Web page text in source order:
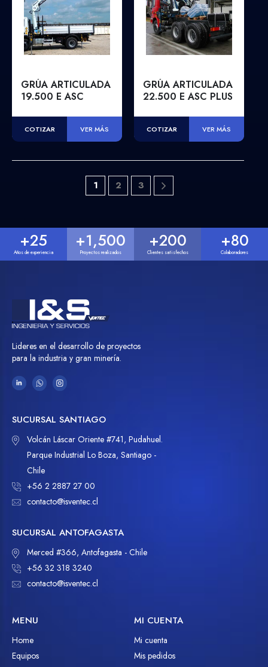
GRÚA ARTICULADA
19.500 E ASC
COTIZAR VER MÁS
GRÚA ARTICULADA
22.500 E ASC PLUS
COTIZAR VER MÁS
1 2 3
Años de experiencia
+25
Proyectos realizados
+1,500
Clientes satisfechos
+200
Colaboradores
+80
Lideres en el desarrollo de proyectos
para la industria y gran minería.
SUCURSAL SANTIAGO
Volcán Láscar Oriente #741, Pudahuel.
Parque Industrial Lo Boza, Santiago -
Chile
+56 2 2887 27 00
contacto@isventec.cl
SUCURSAL ANTOFAGASTA
Merced #366, Antofagasta - Chile
+56 32 318 3240
contacto@isventec.cl
MENU
Home
Equipos
MI CUENTA
Mi cuenta
Mis pedidos